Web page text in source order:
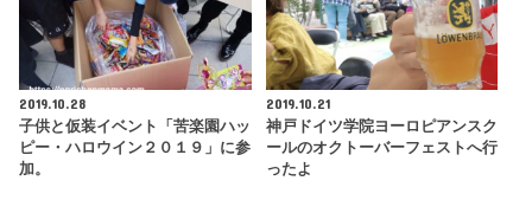
2019.10.28
子供と仮装イベント「苦楽園ハッ
ピー・ハロウイン２０１９」に参
加。
2019.10.21
神戸ドイツ学院ヨーロピアンスク
ールのオクトーバーフェストへ行
ったよ